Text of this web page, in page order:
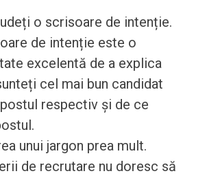
o scrisoare de intenție.
de intenție este o
excelentă de a explica
cel mai bun candidat
respectiv și de ce
unui jargon prea mult.
de recrutare nu doresc să